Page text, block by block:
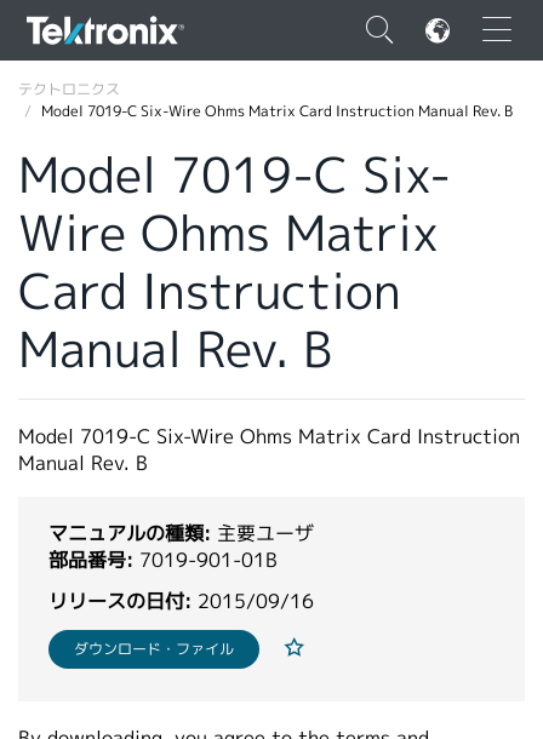
×
ENGLISH
FRANÇAIS
简体中文
日本語
韓国語
繁體中文
テクトロニクス
Model 7019-C Six-Wire Ohms Matrix Card Instruction Manual Rev. B
Model 7019-C Six-
Wire Ohms Matrix
Card Instruction
Manual Rev. B
Model 7019-C Six-Wire Ohms Matrix Card Instruction
Manual Rev. B
マニュアルの種類: 主要ユーザ
部品番号: 7019-901-01B
リリースの日付: 2015/09/16
ダウンロード・ファイル